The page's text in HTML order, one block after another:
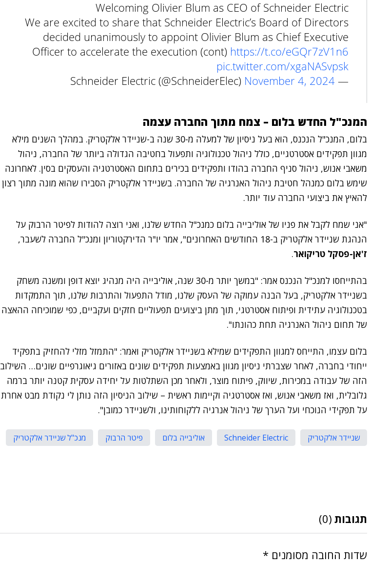
Welcoming Olivier Blum as CEO of Schneider Electric
We are excited to share that Schneider Electric’s Board of Directors
decided unanimously to appoint Olivier Blum as Chief Executive
Officer to accelerate the execution (cont) https://t.co/eGQr7zV1n6
pic.twitter.com/xgaNASvpsk
— Schneider Electric (@SchneiderElec)
November 4, 2024
המנכ"ל החדש בלום – צמח מתוך החברה עצמה
בלום, המנכ"ל הנכנס, הוא בעל ניסיון של למעלה מ-30 שנה ב-שניידר אלקטריק. במהלך השנים מילא
מגוון תפקידים אסטרטגיים, כולל ניהול טכנולוגיה ותפעול בחטיבה הגדולה ביותר של החברה, ניהול
משאבי אנוש, ניהול סניף החברה בהודו ותפקידים בכירים בתחום האסטרטגיה והעסקים בסין. לאחרונה
שימש בלום כמנהל חטיבת ניהול האנרגיה של החברה. בשניידר אלקטריק הסבירו שהוא מונה מתוך רצון
להאיץ את ביצועי החברה עוד יותר.
"אני שמח לקבל את פניו של אוליבייה בלום כמנכ"ל החדש שלנו, ואני רוצה להודות לפיטר הרבוק על
הנהגת שניידר אלקטריק ב-18 החודשים האחרונים", אמר יו"ר הדירקטוריון ומנכ"ל החברה לשעבר,
ז'אן-פסקל טריקואר.
בהתייחסו למנכ"ל הנכנס אמר: "במשך יותר מ-30 שנה, אוליבייה היה מנהיג יוצא דופן ומשנה משחק
בשניידר אלקטריק, בעל הבנה עמוקה של העסק שלנו, מודל התפעול והתרבות שלנו, תוך התמקדות
בטכנולוגיה עתידית ופיתוח אסטרטגי, תוך מתן ביצועים תפעוליים חזקים ועקביים, כפי שמוכיחה ההאצה
של תחום ניהול האנרגיה תחת כהונתו".
בלום עצמו, התייחס למגוון התפקידים שמילא בשניידר אלקטריק ואמר: "התמזל מזלי להחזיק בתפקיד
ייחודי בחברה, לאחר שצברתי ניסיון מגוון באמצעות תפקידים שונים באזורים גיאוגרפיים שונים… השילוב
הזה של עבודה במכירות, שיווק, פיתוח מוצר, ולאחר מכן השתלטות על יחידה עסקית קטנה יותר ברמה
גלובלית, ואז משאבי אנוש, ואז אסטרטגיה וקיימות ראשית – שילוב הניסיון הזה נותן לי נקודת מבט אחרת
על תפקידי הנוכחי ועל הערך של ניהול אנרגיה ללקוחותינו, ולשניידר כמובן".
שניידר אלקטריק Schneider Electric אוליבייה בלום פיטר הרבוק מנכ"ל שניידר אלקטריק
תגובות (0)
שדות החובה מסומנים *